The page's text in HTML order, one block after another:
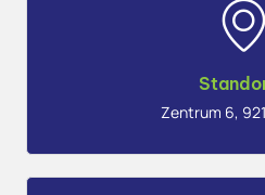
Zentrum 6,